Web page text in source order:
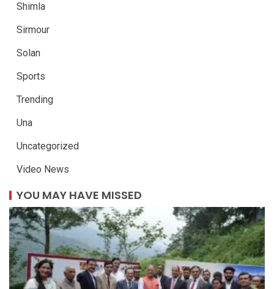
Shimla
Sirmour
Solan
Sports
Trending
Una
Uncategorized
Video News
YOU MAY HAVE MISSED